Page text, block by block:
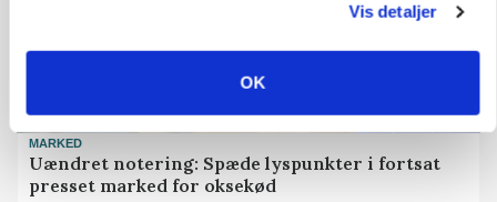
Vis detaljer
OK
MARKED
Uændret notering: Spæde lyspunkter i fortsat
presset marked for oksekød